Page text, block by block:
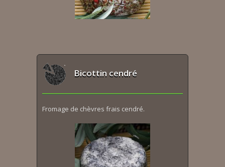
Bicottin cendré
Fromage de chèvres frais cendré.